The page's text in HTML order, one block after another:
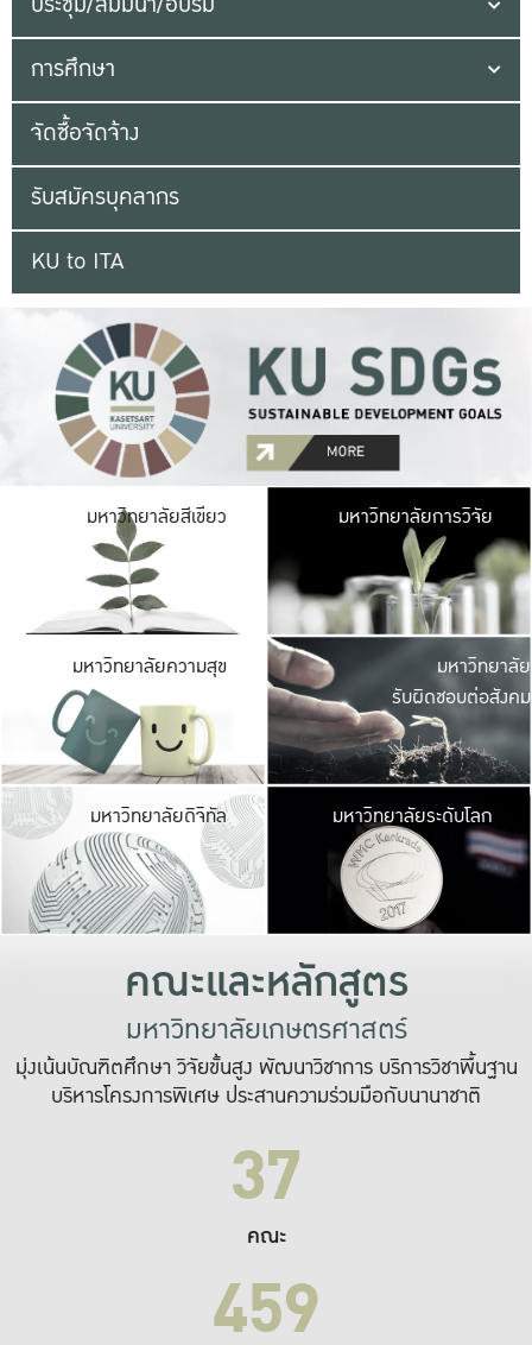
การศึกษา
จัดซื้อจัดจ้าง
รับสมัครบุคลากร
KU to ITA
มหาวิทยาลัยสีเขียว มหาวิ
มีพื้นที่เขียวสดใส
เป็นป่าในเมือง เกษต
มหาวิทยาลัยการวิจัย
มหาวิทยาลัยความสุข มหาวิ
ค
เปิดประ
และพบเรื่องราวใ
มหาวิทยาลัย
รับผิดชอบต่อสังคม
มหาวิทยาลัยดิจิทัล มหาวิ
เปลี่ยนแปลง แล
เพื่อทำง
ระบบสารสนเทศ
มหาวิทยาลัยระดับโลก
คณะและหลักสูตร
มหาวิทยาลัยเกษตรศาสตร์
มุ่งเน้นบัณฑิตศึกษา วิจัยขั้นสูง พัฒนาวิชาการ บริการวิชาพื้นฐาน
บริหารโครงการพิเศษ ประสานความร่วมมือกับนานาชาติ
37
คณะ
459